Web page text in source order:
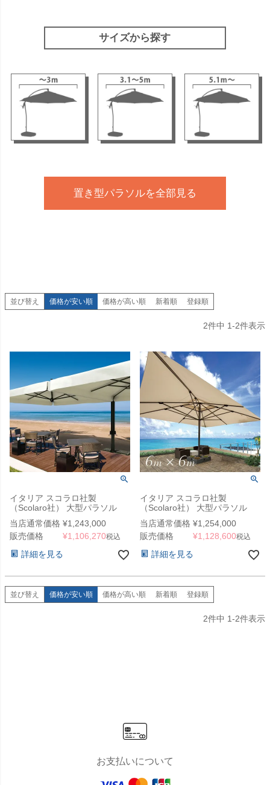
サイズから探す
置き型パラソルを全部見る
並び替え 価格が安い順 価格が高い順 新着順 登録順
2件中 1-2件表示
イタリア スコラロ社製
（Scolaro社） 大型パラソル
「アルダブル ＆ ポット型ウエ
イトベース セット」
当店通常価格 ¥1,243,000
販売価格
¥1,106,270税込
詳細を見る
イタリア スコラロ社製
（Scolaro社） 大型パラソル
「カプリ 6060 ＆ ポット型ウエ
イトベース セット」
当店通常価格 ¥1,254,000
販売価格
¥1,128,600税込
詳細を見る
並び替え 価格が安い順 価格が高い順 新着順 登録順
2件中 1-2件表示
お支払いについて